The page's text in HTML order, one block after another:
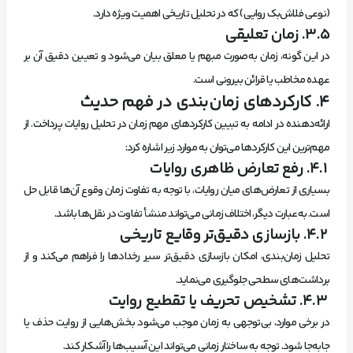
(نوعی فلاش‌بک روایی) که در تحلیل تاریخی اهمیت ویژه دارد.
۳.۵. زمان تعلیقی
در این گونه، زمان به‌صورت مبهم یا معلق بیان می‌شود و تعیین دقیق آن بر
عهده مخاطب یا قرائن بیرونی است.
۴. کارکردهای زمان‌بندی در فهم حدیث
ارائه‌دهنده در ادامه به تبیین کارکردهای مهم زمان در تحلیل روایات پرداخت. از
مهم‌ترین این کارکردها می‌توان به موارد زیر اشاره کرد:
۴.۱. رفع تعارض ظاهری روایات
بسیاری از تعارض‌های میان روایات، با توجه به تفاوت زمان وقوع آن‌ها قابل حل
است. به‌عبارت دیگر، اختلاف زمانی می‌تواند منشأ تفاوت در نقل‌ها باشد.
۴.۲. بازسازی دقیق‌تر وقایع تاریخی
تحلیل زمان‌بندی، امکان بازسازی دقیق‌تر سیر رخدادها را فراهم می‌کند و از
برداشت‌های سطحی جلوگیری می‌نماید.
۴.۳. تشخیص تحریف یا تقطیع روایت
در برخی موارد، بی‌توجهی به زمان موجب می‌شود بخش‌هایی از روایت حذف یا
جابه‌جا شود. توجه به ساختار زمانی می‌تواند این آسیب‌ها را آشکار کند.